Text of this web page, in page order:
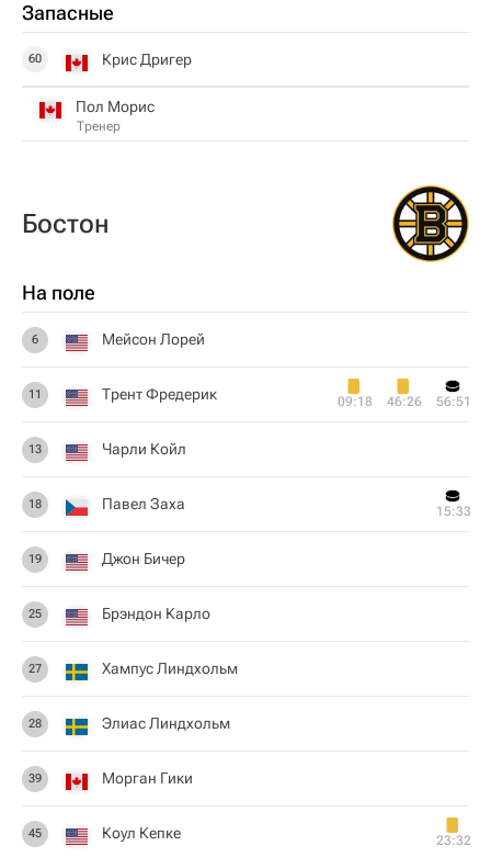
Запасные
60 Крис Дригер
Пол Морис
Тренер
Бостон
На поле
6 Мейсон Лорей
11 Трент Фредерик 09:18 46:26 56:51
13 Чарли Койл
18 Павел Заха 15:33
19 Джон Бичер
25 Брэндон Карло
27 Хампус Линдхольм
28 Элиас Линдхольм
39 Морган Гики
45 Коул Кепке 23:32